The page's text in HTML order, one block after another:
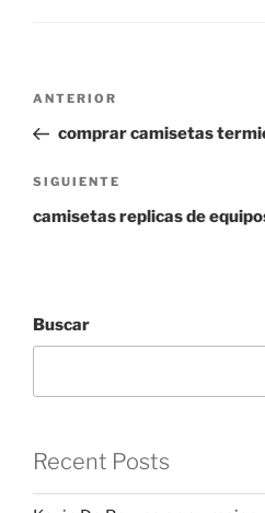
Navegación
entradas
Entrada
anterior:
ANTERIOR
comprar camisetas
Siguiente
entrada
SIGUIENTE
camisetas replicas de
Buscar
Recent Posts